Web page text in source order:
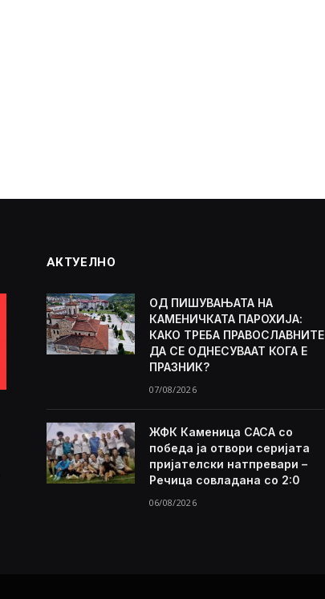
АКТУЕЛНО
ОД ПИШУВАЊАТА НА
КАМЕНИЧКАТА ПАРОХИЈА:
КАКО ТРЕБА ПРАВОСЛАВНИТЕ
ДА СЕ ОДНЕСУВААТ КОГА Е
ПРАЗНИК?
07/08/2026
ЖФК Каменица САСА со
победа ја отвори серијата
пријателски натпревари –
Речица совладана со 2:0
06/08/2026